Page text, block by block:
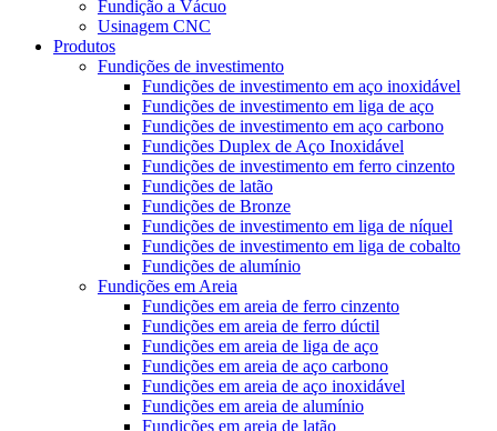
Fundição a Vácuo
Usinagem CNC
Produtos
Fundições de investimento
Fundições de investimento em aço inoxidável
Fundições de investimento em liga de aço
Fundições de investimento em aço carbono
Fundições Duplex de Aço Inoxidável
Fundições de investimento em ferro cinzento
Fundições de latão
Fundições de Bronze
Fundições de investimento em liga de níquel
Fundições de investimento em liga de cobalto
Fundições de alumínio
Fundições em Areia
Fundições em areia de ferro cinzento
Fundições em areia de ferro dúctil
Fundições em areia de liga de aço
Fundições em areia de aço carbono
Fundições em areia de aço inoxidável
Fundições em areia de alumínio
Fundições em areia de latão